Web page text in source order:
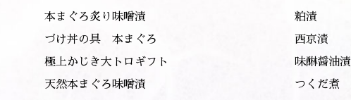
本まぐろ炙り味噌漬
づけ丼の具 本まぐろ
極上かじき大トロギフト
天然本まぐろ味噌漬
粕漬
西京漬
味醂醤油漬
つくだ煮